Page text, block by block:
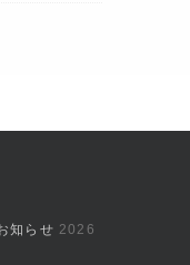
知らせ 2026